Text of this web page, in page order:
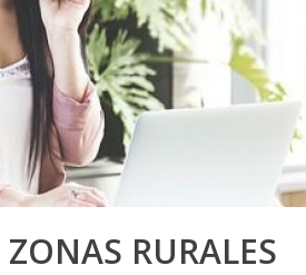
RURALES